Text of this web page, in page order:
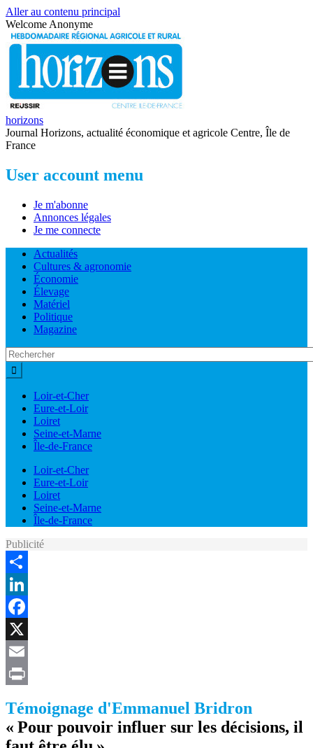
Aller au contenu principal
Welcome Anonyme
horizons
Journal Horizons, actualité économique et agricole Centre, Île de
France
User account menu
Je m'abonne
Annonces légales
Je me connecte
Actualités
Cultures & agronomie
Économie
Élevage
Matériel
Politique
Magazine
Loir-et-Cher
Eure-et-Loir
Loiret
Seine-et-Marne
Île-de-France
Loir-et-Cher
Eure-et-Loir
Loiret
Seine-et-Marne
Île-de-France
Publicité
Share
LinkedIn
Facebook
X
Email
Témoignage d'Emmanuel Bridron
« Pour pouvoir influer sur les décisions, il